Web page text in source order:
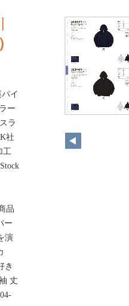
131
パイ
ー
ラ
社
工
品
ー
演
き
丈